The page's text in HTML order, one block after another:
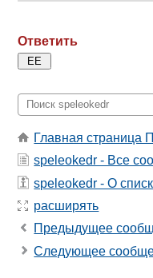
Ответить
Главная страница
speleokedr - Все
speleokedr - О
расширять
Предыдущее
Следующее